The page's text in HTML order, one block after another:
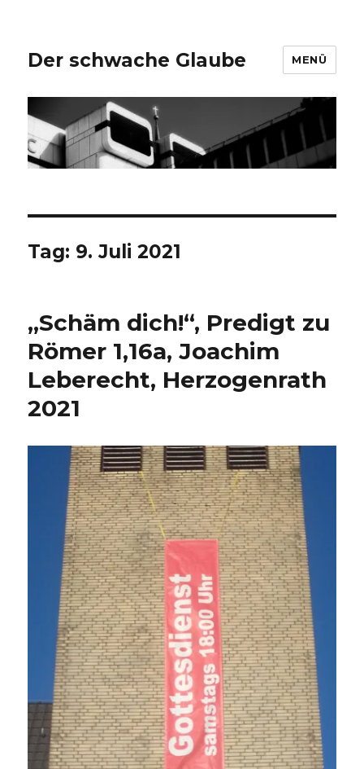
Der schwache Glaube MENÜ
Tag: 9. Juli 2021
„Schäm dich!“, Predigt zu
Römer 1,16a, Joachim
Leberecht, Herzogenrath
2021